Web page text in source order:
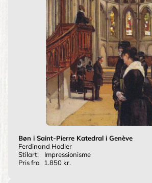
Bøn i Saint-Pierre Katedral i Genève
Ferdinand Hodler
Stilart:
Impressionisme
Pris fra
1.850 kr.